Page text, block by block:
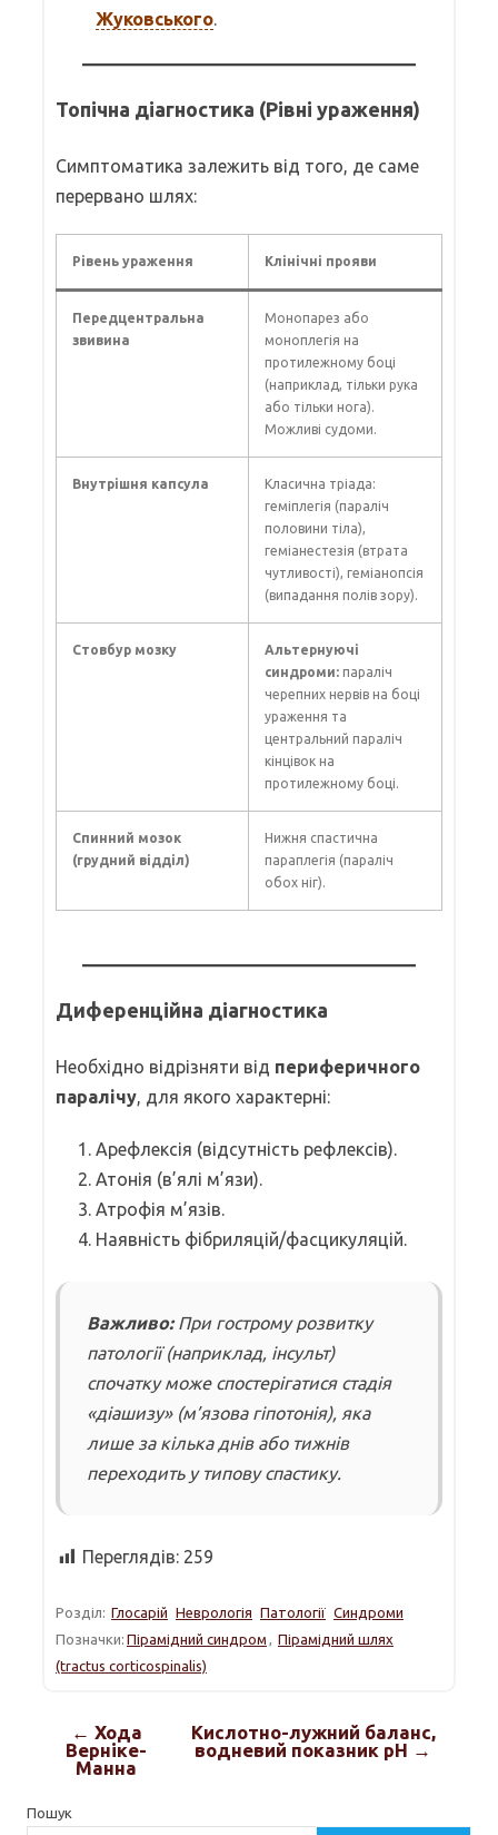
Жуковського.
Топічна діагностика (Рівні ураження)
Симптоматика залежить від того, де саме
перервано шлях:
Рівень ураження Клінічні прояви
Передцентральна
звивина
Монопарез або
моноплегія на
протилежному боці
(наприклад, тільки рука
або тільки нога).
Можливі судоми.
Внутрішня капсула
Класична тріада:
геміплегія (параліч
половини тіла),
геміанестезія (втрата
чутливості), геміанопсія
(випадання полів зору).
Стовбур мозку
Альтернуючі
синдроми: параліч
черепних нервів на боці
ураження та
центральний параліч
кінцівок на
протилежному боці.
Спинний мозок
(грудний відділ)
Нижня спастична
параплегія (параліч
обох ніг).
Диференційна діагностика
Необхідно відрізняти від периферичного
паралічу, для якого характерні:
Арефлексія (відсутність рефлексів).
Атонія (в’ялі м’язи).
Атрофія м’язів.
Наявність фібриляцій/фасцикуляцій.
Важливо:При гострому розвитку
патології (наприклад, інсульт)
спочатку може спостерігатися стадія
«діашизу» (м’язова гіпотонія), яка
лише за кілька днів або тижнів
переходить у типову спастику.
Переглядів: 259
Розділ: Глосарій Неврологія Патології Синдроми
Позначки: Пірамідний синдром , Пірамідний шлях
(tractus corticospinalis)
← Хода
Верніке-
Манна
Кислотно-лужний баланс,
водневий показник pH →
Пошук